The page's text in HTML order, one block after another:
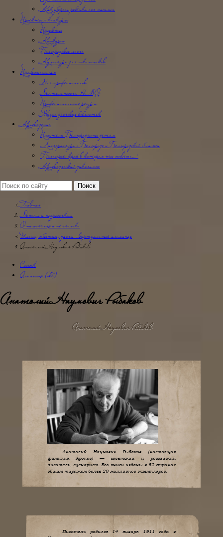
Как уберечь ребёнка от насилия
Проекты и конкурсы
Проекты
Конкурсы
Белгородское лето
Культура для школьников
Профессионалам
Для профессионалов
Деятельность НМО
Профессиональные ресурсы
Жизнь детских библиотек
Краеведение
Писатели Белгородчины детям
Литература о Белгороде и Белгородской области
"Белогорье: край в котором ты живешь…"
Краеведческий диктант
Главная
Детям и подросткам
О писателях и не только
Имена, события, даты -виртуальный альманах
Анатолий Наумович Рыбаков
Список
Альманах (old)
Анатолий Наумович Рыбаков
Анатолий Наумович Рыбаков
Анатолий Наумович Рыбаков (настоящая
фамилия Аронов) — советский и российский
писатель, сценарист. Его книги изданы в 52 странах
общим тиражом более 20 миллионов экземпляров.
Писатель родился 14 января 1911 года в